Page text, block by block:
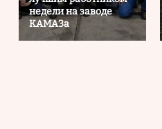
недели на заводе
КАМАЗа